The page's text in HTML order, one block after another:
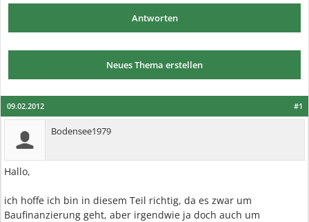
Antworten
Neues Thema erstellen
#1
09.02.2012
Bodensee1979
Hallo,
ich hoffe ich bin in diesem Teil richtig, da es zwar um
Baufinanzierung geht, aber irgendwie ja doch auch um